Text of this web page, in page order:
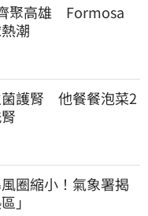
聚高雄　Formosa
潮
護腎　他餐餐泡菜2
圈縮小！氣象署揭
」